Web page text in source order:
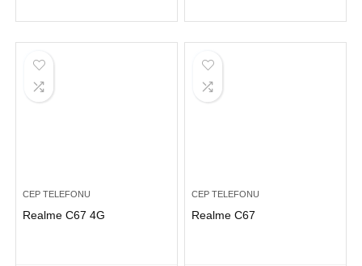
CEP TELEFONU
Realme C67 4G
CEP TELEFONU
Realme C67